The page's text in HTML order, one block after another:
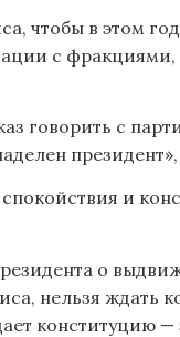
чтобы в этом
с
говорить с
и
о
нельзя ждать
конституцию —